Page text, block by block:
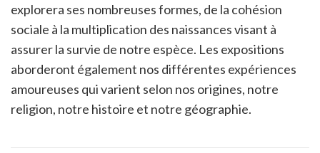
explorera ses nombreuses formes, de la cohésion
sociale à la multiplication des naissances visant à
assurer la survie de notre espèce. Les expositions
aborderont également nos différentes expériences
amoureuses qui varient selon nos origines, notre
religion, notre histoire et notre géographie.